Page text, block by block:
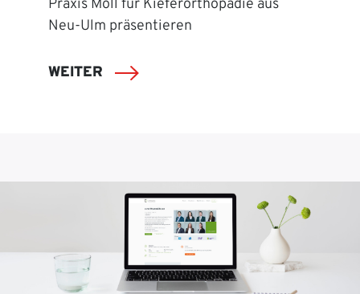
Praxis Moll für Kieferorthopädie aus
Neu-Ulm präsentieren
WEITER